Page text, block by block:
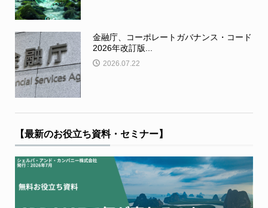
金融庁、コーポレートガバナンス・コード
2026年改訂版...
2026.07.22
【最新のお役立ち資料・セミナー】